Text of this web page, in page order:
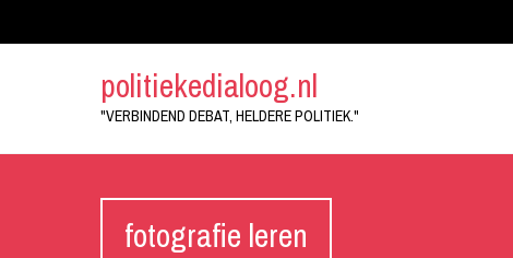
politiekedialoog.nl
"VERBINDEND DEBAT, HELDERE POLITIEK."
fotografie leren